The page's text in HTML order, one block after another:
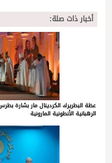
أخبار ذات صلة:
الرهبانية الأنطونية المارونية